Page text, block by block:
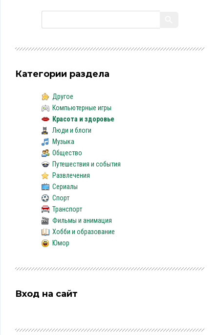
Категории раздела
Другое
Компьютерные игры
Красота и здоровье
Люди и блоги
Музыка
Общество
Путешествия и события
Развлечения
Сериалы
Спорт
Транспорт
Фильмы и анимация
Хобби и образование
Юмор
Вход на сайт